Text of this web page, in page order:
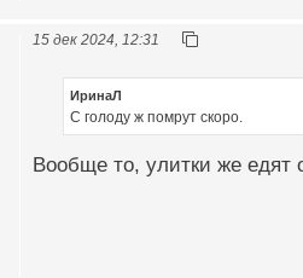
15 дек 2024, 12:31
ИринаЛ
С голоду ж помрут скоро.
Вообще то, улитки же едят